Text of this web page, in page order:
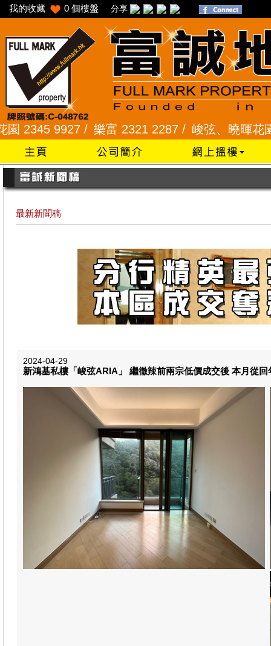
我的收藏 0 個樓盤 分享
/ 樂富 2321 2287 / 峻弦、曉暉花園 2345 1286
最新新聞稿
2024-04-29
新鴻基私樓「峻弦ARIA」 繼徹辣前兩宗低價成交後 本月從